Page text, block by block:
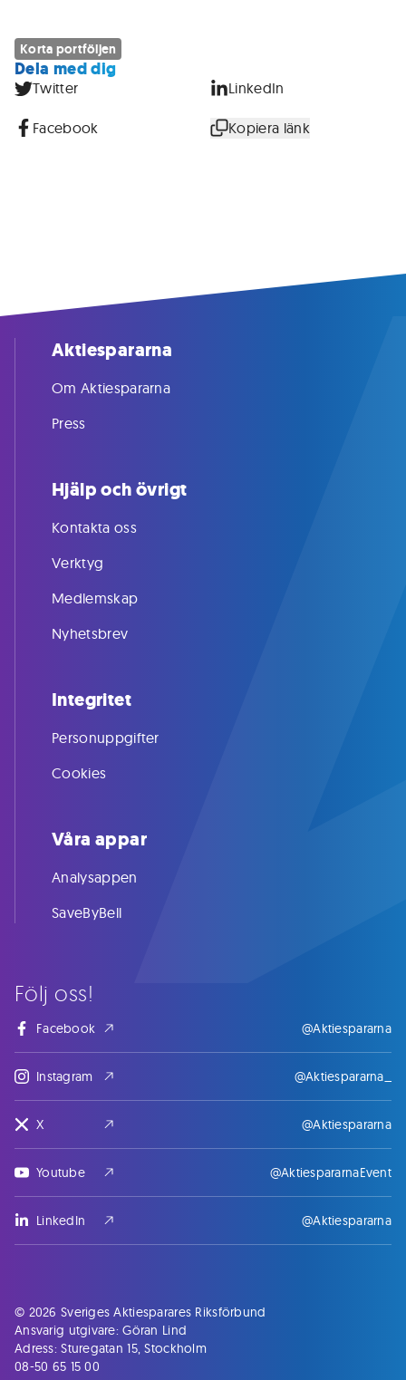
Korta portföljen
Dela med dig
Twitter LinkedIn
Facebook Kopiera länk
Följ oss!
Facebook @Aktiespararna
Instagram @Aktiespararna_
X @Aktiespararna
Youtube @AktiespararnaEvent
LinkedIn @Aktiespararna
Aktiespararna
Om Aktiespararna
Press
Hjälp och övrigt
Kontakta oss
Verktyg
Medlemskap
Nyhetsbrev
Integritet
Personuppgifter
Cookies
Våra appar
Analysappen
SaveByBell
© 2026 Sveriges Aktiesparares Riksförbund
Ansvarig utgivare: Göran Lind
Adress: Sturegatan 15, Stockholm
08-50 65 15 00